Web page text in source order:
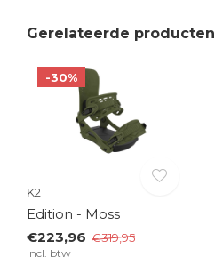
Gerelateerde producten
-30%
K2
Edition - Moss
€223,96 €319,95
Incl. btw